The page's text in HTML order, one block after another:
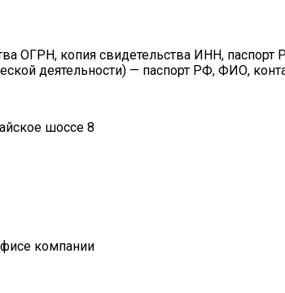
ОГРН, копия свидетельства ИНН, паспорт
деятельности) — паспорт РФ, ФИО,
шоссе 8
компании